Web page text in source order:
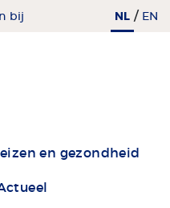
bij
NL / EN
en gezondheid